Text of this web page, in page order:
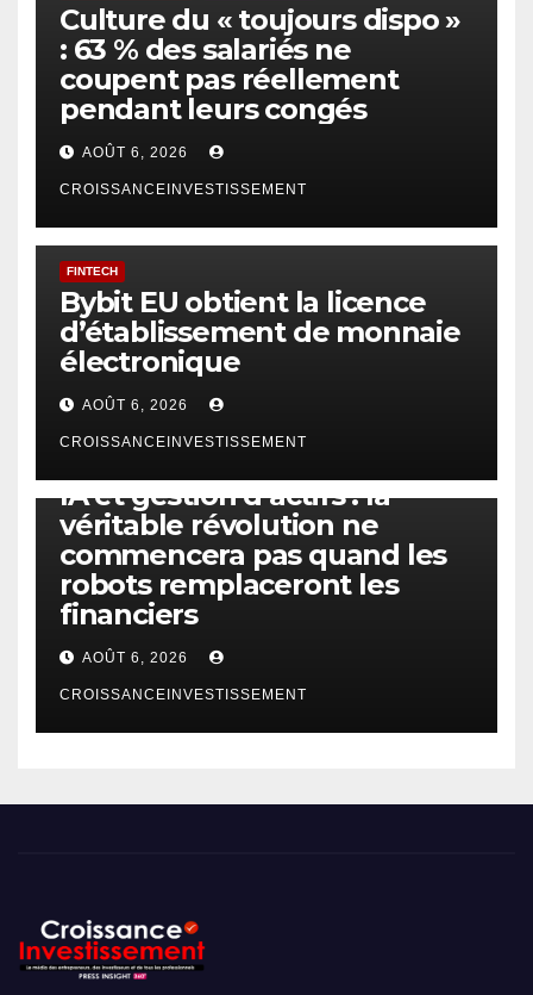
Culture du « toujours dispo »
: 63 % des salariés ne
coupent pas réellement
pendant leurs congés
AOÛT 6, 2026
CROISSANCEINVESTISSEMENT
FINTECH
Bybit EU obtient la licence
d’établissement de monnaie
électronique
AOÛT 6, 2026
CROISSANCEINVESTISSEMENT
IA et gestion d’actifs : la
véritable révolution ne
commencera pas quand les
robots remplaceront les
financiers
AOÛT 6, 2026
CROISSANCEINVESTISSEMENT